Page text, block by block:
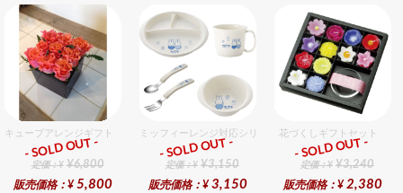
キューブアレンジギフト オレンジ
ギフト
定価：¥ ¥6,800
販売価格：¥ 5,800
- SOLD OUT -
ミッフィーレンジ対応シリーズ セット販売商品です。
ギフト
定価：¥ ¥3,150
販売価格：¥ 3,150
- SOLD OUT -
花づくしギフトセット
ギフト
定価：¥ ¥3,240
販売価格：¥ 2,380
- SOLD OUT -